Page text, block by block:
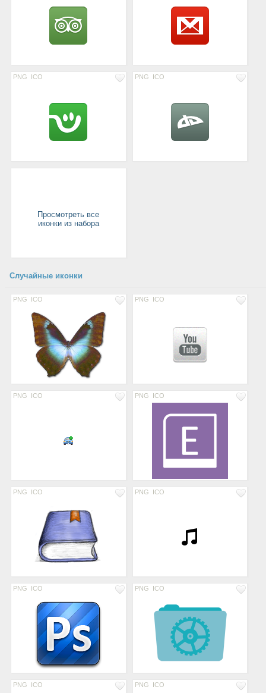
PNG ICO PNG ICO
Просмотреть все
иконки из набора
Случайные иконки
PNG ICO PNG ICO
PNG ICO PNG ICO
PNG ICO PNG ICO
PNG ICO PNG ICO
PNG ICO PNG ICO